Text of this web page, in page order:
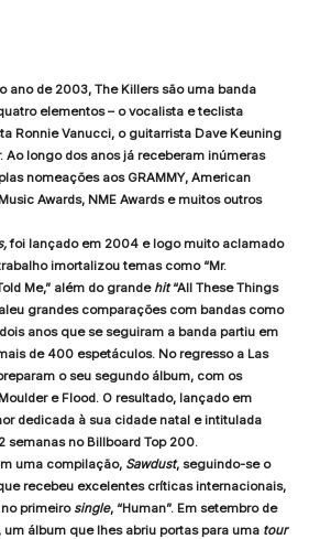
ano de 2003, The Killers são uma banda
elementos – o vocalista e teclista
Ronnie Vanucci, o guitarrista Dave Keuning
Ao longo dos anos já receberam inúmeras
nomeações aos GRAMMY, American
Awards, NME Awards e muitos outros
foi lançado em 2004 e logo muito aclamado
imortalizou temas como “Mr.
Me,” além do grandehit“All These Things
grandes comparações com bandas como
anos que se seguiram a banda partiu em
de 400 espetáculos. No regresso a Las
o seu segundo álbum, com os
e Flood. O resultado, lançado em
dedicada à sua cidade natal e intitulada
semanas no Billboard Top 200.
uma compilação, Sawdust, seguindo-se o
recebeu excelentes críticas internacionais,
primeiro single, “Human”. Em setembro de
um álbum que lhes abriu portas para uma tour